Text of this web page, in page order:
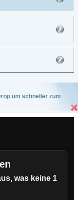
um schneller zum